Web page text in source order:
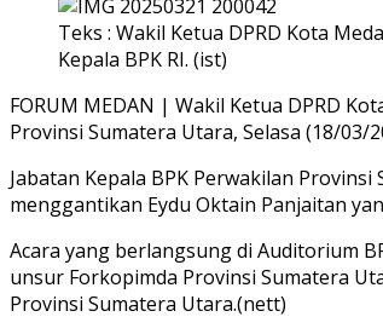
Teks : Wakil Ketua DPRD Kota
Kepala BPK RI. (ist)
FORUM MEDAN | Wakil Ketua DPRD
Provinsi Sumatera Utara, Selasa (18/03/
Jabatan Kepala BPK Perwakilan
menggantikan Eydu Oktain Panjaitan
Acara yang berlangsung di Auditorium
unsur Forkopimda Provinsi Sumatera
Provinsi Sumatera Utara.(nett)